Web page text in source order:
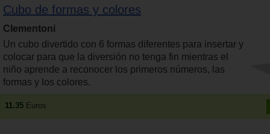
Cubo de formas y colores
Clementoni
Un cubo divertido con 6 formas diferentes para insertar y
colocar para que la diversión no tenga fin mientras el
niño aprende a reconocer los primeros números, las
formas y los colores.
11.35 Euros